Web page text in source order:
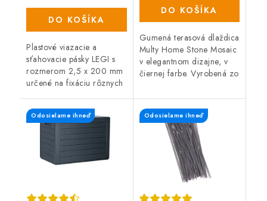
DO KOŠÍKA
Plastové viazacie a
sťahovacie pásky LEGI s
rozmerom 2,5 x 200 mm
určené na fixáciu rôznych
obsahuje 100 ks.
Jednoduché použitie.
DO KOŠÍKA
Gumená terasová dlaždica
Multy Home Stone Mosaic
v elegantnom dizajne, v
čiernej farbe. Vyrobená zo
a polyprepylénu (oboje
recyklovateľné), čo
zaručuje...
Odosielame ihneď Odosielame ihneď